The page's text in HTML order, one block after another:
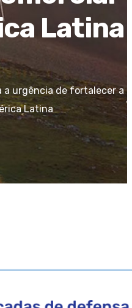
Latina
a urgência de fortalecer a
Latina